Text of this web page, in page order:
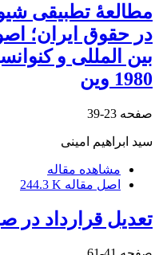
مطالعۀ تطبیقی
در حقوق ایران؛
بین المللی و
1980 وین
صفحه 23-39
سید ابراهیم امینی
مشاهده مقاله
اصل مقاله 244.3 K
تعدیل قرارداد